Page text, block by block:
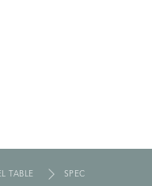
TABLE SPEC